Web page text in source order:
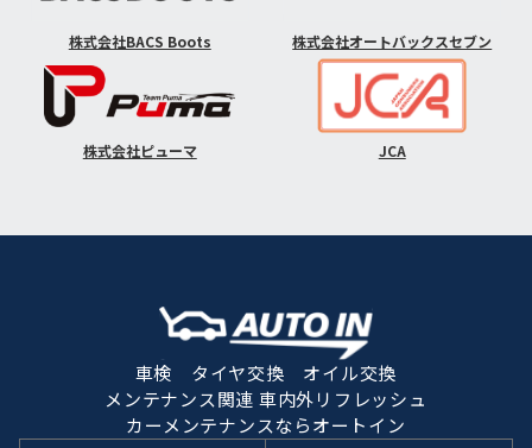
株式会社BACS Boots 株式会社オートバックスセブン
株式会社ピューマ JCA
車検 タイヤ交換 オイル交換
メンテナンス関連 車内外リフレッシュ
カーメンテナンスならオートイン